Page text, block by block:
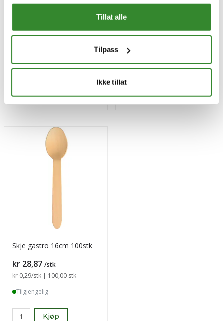
Tillat alle
Tilpass
Ikke tillat
Pris
kr 130,74 /pk
Tilgjengelig
100stk
Pris
kr 149,16 /pk
Sammenligning pris
kr 1,49
Tilgjengelig
Skje gastro 16cm 100stk
Pris
kr 28,87 /stk
Sammenligning pris
kr 0,29/stk | 100,00 stk
Tilgjengelig
Kjøp